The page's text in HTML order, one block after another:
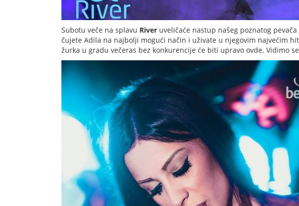
Subotu veče na splavu River uveličaće nastup našeg poznatog pevača
čujete Adila na najbolji mogući način i uživate u njegovim najvećim
žurka u gradu večeras bez konkurencije će biti upravo ovde. Vidimo